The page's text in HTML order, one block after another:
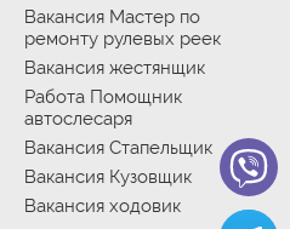
Вакансия Мастер по
ремонту рулевых реек
Вакансия жестянщик
Работа Помощник
автослесаря
Вакансия Стапельщик
Вакансия Кузовщик
Вакансия ходовик